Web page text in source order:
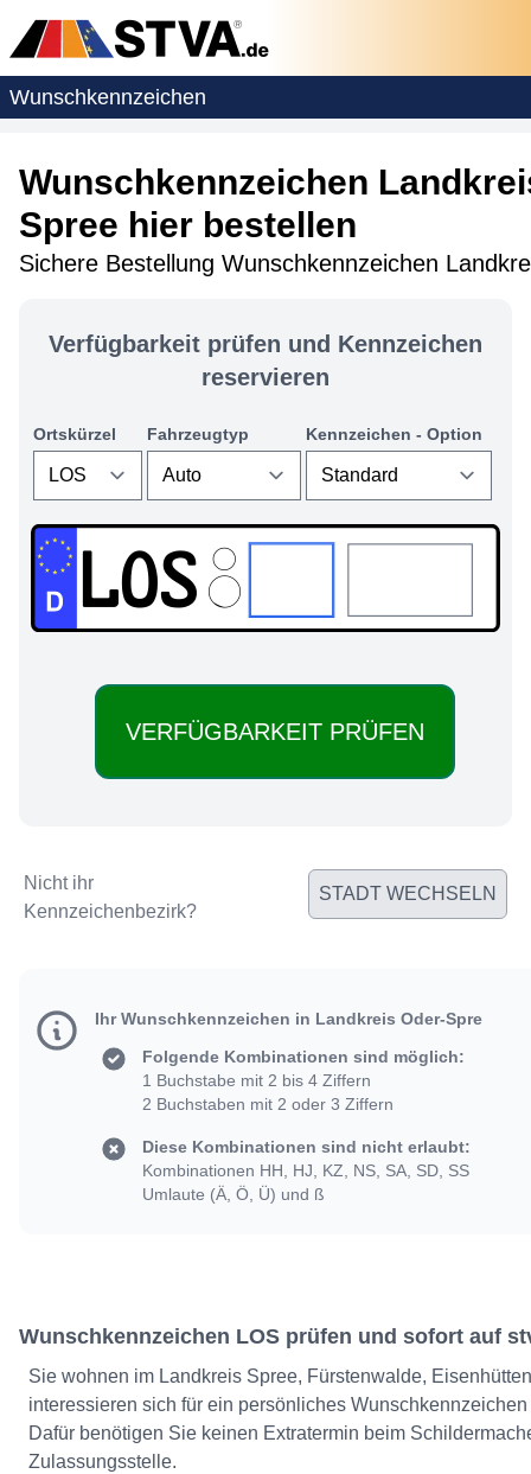
Wunschkennzeichen
Wunschkennzeichen
Spree hier bestellen
Sichere Bestellung Wunschkennzeichen
Verfügbarkeit prüfen und Kennzeichen
reservieren
Ortskürzel Fahrzeugtyp Kennzeichen - Option
LOS:
Nicht ihr
Kennzeichenbezirk?
STADT WECHSELN
Ihr Wunschkennzeichen in Landkreis Oder-Spre
Folgende Kombinationen sind möglich:
1 Buchstabe mit 2 bis 4 Ziffern
2 Buchstaben mit 2 oder 3 Ziffern
Diese Kombinationen sind nicht erlaubt:
Kombinationen HH, HJ, KZ, NS, SA, SD, SS
Umlaute (Ä, Ö, Ü) und ß
Wunschkennzeichen LOS prüfen und sofort auf
Sie wohnen im Landkreis Spree, Fürstenwalde,
interessieren sich für ein persönliches
Dafür benötigen Sie keinen Extratermin beim
Zulassungsstelle.